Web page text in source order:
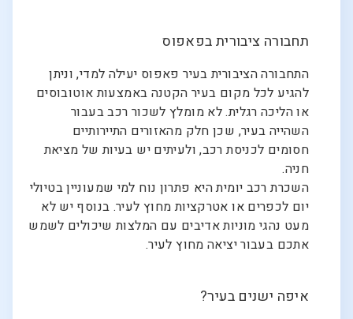
תחבורה ציבורית בפאפוס
התחבורה הציבורית בעיר פאפוס יעילה למדי, וניתן
להגיע לכל מקום בעיר הקטנה באמצעות אוטובוסים
או הליכה רגלית. לא מומלץ לשכור רכב בעבור
השהייה בעיר, שכן חלק מהאזורים התיירותיים
חסומים לכניסת רכב, ולעיתים יש בעיות של מציאת
חניה.
השכרת רכב יומית היא פתרון נוח למי שמעוניין בטיולי
יום לכפרים או אטרקציות מחוץ לעיר. בנוסף יש לא
מעט נהגי מוניות אדיבים עם המלצות שיכולים לשמש
אתכם בעבור יציאה מחוץ לעיר.
איפה ישנים בעיר?